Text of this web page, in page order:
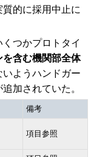
的に採用中止に
つかプロトタイ
を含む機関部全体
ようハンドガー
加されていた。
備考
項目参照